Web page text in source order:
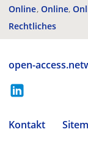
Online Online
Rechtliches
open-
Kontakt